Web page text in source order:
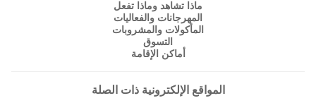
ماذا تشاهد وماذا تفعل
المهرجانات والفعاليات
المأكولات والمشروبات
التسوق
أماكن الإقامة
المواقع الإلكترونية ذات الصلة